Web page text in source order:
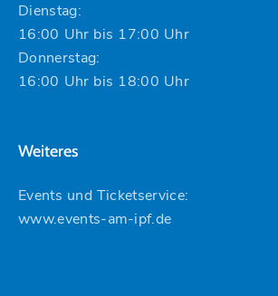
Dienstag:
16:00 Uhr bis 17:00 Uhr
Donnerstag:
16:00 Uhr bis 18:00 Uhr
Weiteres
Events und Ticketservice:
www.events-am-ipf.de